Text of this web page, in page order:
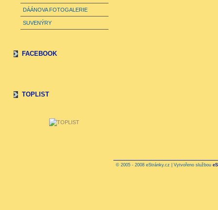
DÁÁNOVA FOTOGALERIE
SUVENÝRY
FACEBOOK
TOPLIST
© 2005 - 2008 eStránky.cz | Vytvořeno službou